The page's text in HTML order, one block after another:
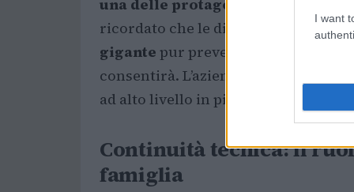
I want
una delle protagoniste assolute
ricordato che le discipline di
gigante pur prevedendo il
consentirà. L’azienda vede nella
ad alto livello in più specialità.
Continuità tecnica: il
famiglia